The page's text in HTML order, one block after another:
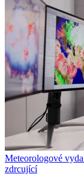
Meteorologové
zdrcující